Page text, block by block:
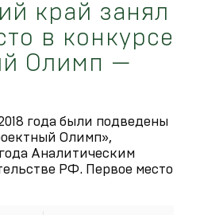
край занял
в конкурсе
Олимп —
года были подведены
Олимп»,
Аналитическим
РФ. Первое место